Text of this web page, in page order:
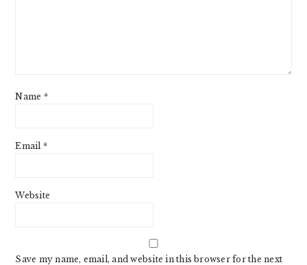
Name *
Email *
Website
Save my name, email, and website in this browser for the next